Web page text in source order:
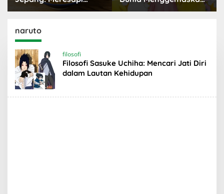
Tradisi Lezat
yang Populer
naruto
filosofi
Filosofi Sasuke Uchiha: Mencari Jati Diri
dalam Lautan Kehidupan